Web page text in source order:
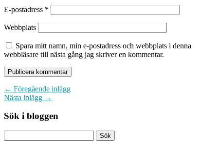
E-postadress *
Webbplats
Spara mitt namn, min e-postadress och webbplats i denna
webbläsare till nästa gång jag skriver en kommentar.
← Föregående inlägg
Nästa inlägg →
Sök i bloggen